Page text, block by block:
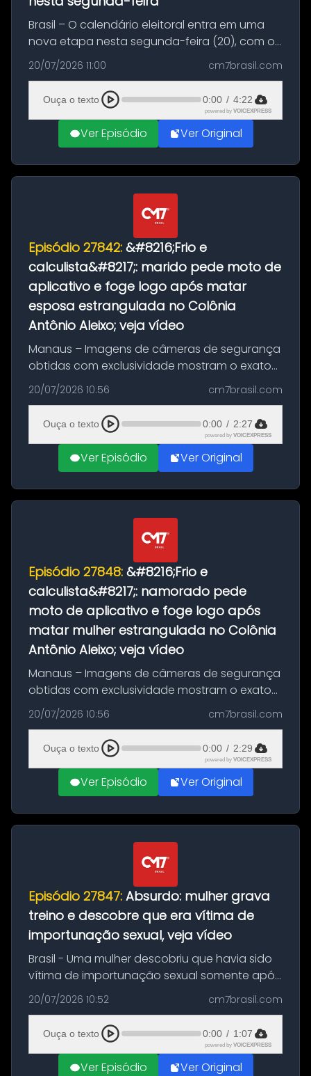
Brasil – O calendário eleitoral entra em uma
nova etapa nesta segunda-feira (20), com o
início do período destinado às convenções
partidárias. Até 5 de agosto, partidos e
federações poderão oficializa...
20/07/2026 11:00 cm7brasil.com
Ouça o texto 0:00 / 4:22
powered by VOICEXPRESS
Ver Episódio Ver Original
Episódio 27842: &#8216;Frio e
calculista&#8217;: marido pede moto de
aplicativo e foge logo após matar
esposa estrangulada no Colônia
Antônio Aleixo; veja vídeo
Manaus – Imagens de câmeras de segurança
obtidas com exclusividade mostram o exato
momento da fuga do principal suspeito da
morte de Larissa Araújo, de 28 anos. O crime
ocorreu na noite deste último d...
20/07/2026 10:56 cm7brasil.com
Ouça o texto 0:00 / 2:27
powered by VOICEXPRESS
Ver Episódio Ver Original
Episódio 27848: &#8216;Frio e
calculista&#8217;: namorado pede
moto de aplicativo e foge logo após
matar mulher estrangulada no Colônia
Antônio Aleixo; veja vídeo
Manaus – Imagens de câmeras de segurança
obtidas com exclusividade mostram o exato
momento da fuga do principal suspeito da
morte de Larissa Araújo, de 28 anos. O crime
ocorreu na noite deste último d...
20/07/2026 10:56 cm7brasil.com
Ouça o texto 0:00 / 2:29
powered by VOICEXPRESS
Ver Episódio Ver Original
Episódio 27847: Absurdo: mulher grava
treino e descobre que era vítima de
importunação sexual, veja vídeo
Brasil - Uma mulher descobriu que havia sido
vítima de importunação sexual somente após
assistir a um vídeo que gravou enquanto
treinava na academia de um condomínio em
Feira de Santana, na Bahia. O c...
20/07/2026 10:52 cm7brasil.com
Ouça o texto 0:00 / 1:07
powered by VOICEXPRESS
Ver Episódio Ver Original